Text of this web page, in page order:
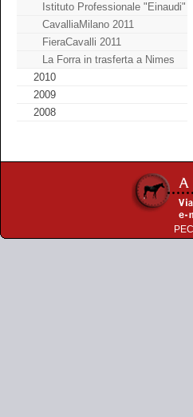
Istituto Professionale "Einaudi"
CavalliaMilano 2011
FieraCavalli 2011
La Forra in trasferta a Nimes
2010
2009
2008